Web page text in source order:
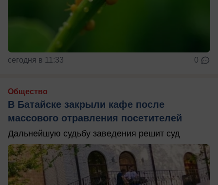
сегодня в 11:33 0
Общество
В Батайске закрыли кафе после
массового отравления посетителей
Дальнейшую судьбу заведения решит суд